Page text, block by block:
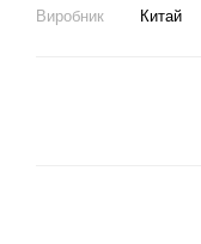
Виробник Китай